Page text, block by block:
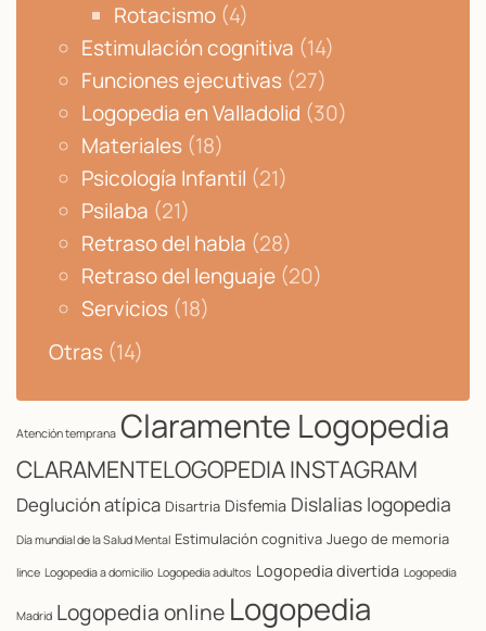
Rotacismo (4)
Estimulación cognitiva (14)
Funciones ejecutivas (27)
Logopedia en Valladolid (30)
Materiales (18)
Psicología Infantil (21)
Psilaba (21)
Retraso del habla (28)
Retraso del lenguaje (20)
Servicios (18)
Otras (14)
Atención temprana Claramente Logopedia
CLARAMENTELOGOPEDIA INSTAGRAM
Deglución atípica Disartria Disfemia Dislalias logopedia
Día mundial de la Salud Mental Estimulación cognitiva Juego de memoria
lince Logopedia a domicilio Logopedia adultos Logopedia divertida Logopedia
Madrid Logopedia online Logopedia